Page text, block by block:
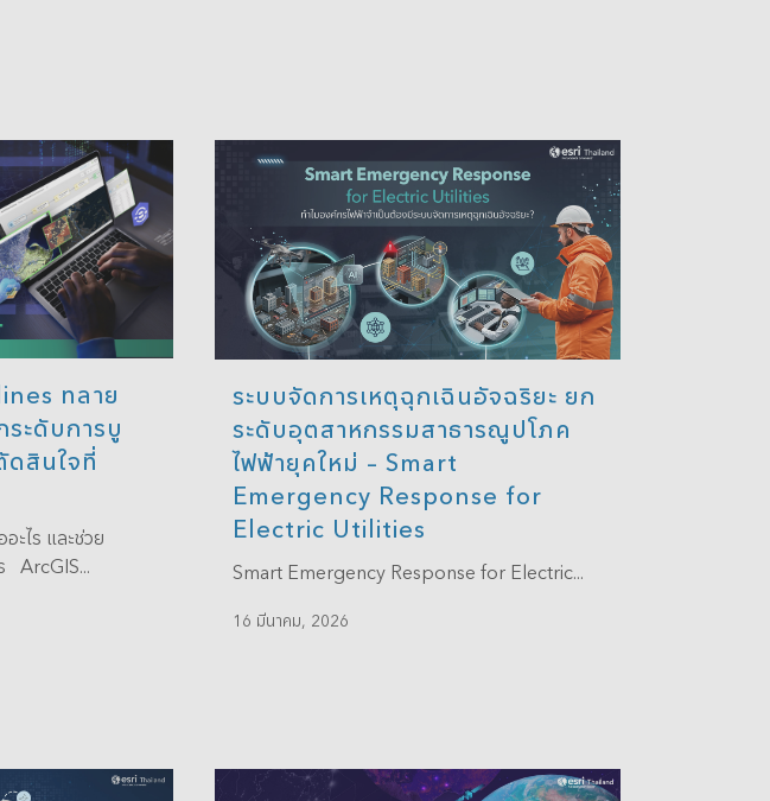
ทลาย
ะดับการบู
สินใจที่
ะไร และช่วย
ArcGIS...
ระบบจัดการเหตุฉุกเฉินอัจฉริยะ ยก
ระดับอุตสาหกรรมสาธารณูปโภค
ไฟฟ้ายุคใหม่ – Smart
Emergency Response for
Electric Utilities
Smart Emergency Response for Electric...
16 มีนาคม, 2026